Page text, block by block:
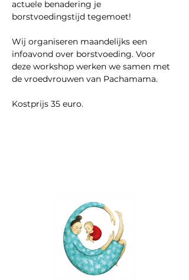
actuele benadering je
borstvoedingstijd tegemoet!
Wij organiseren maandelijks een
infoavond over borstvoeding. Voor
deze workshop werken we samen met
de vroedvrouwen van Pachamama.
Kostprijs 35 euro.